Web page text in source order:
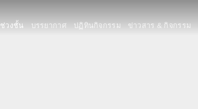
ช่วงชั้น บรรยากาศ ปฏิทินกิจกรรม ข่าวสาร & กิจกรรม